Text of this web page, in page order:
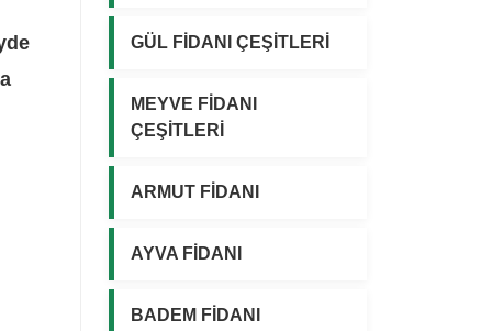
GÜL FİDANI ÇEŞİTLERİ
MEYVE FİDANI
ÇEŞİTLERİ
ARMUT FİDANI
AYVA FİDANI
BADEM FİDANI